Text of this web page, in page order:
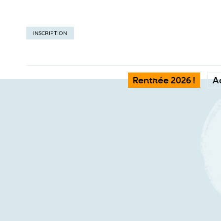
Rentrée 2026 !
INSCRIPTION